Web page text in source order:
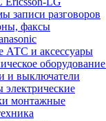
записи разговоров
факсы
АТС и аксессуары
оборудование
и выключатели
монтажные